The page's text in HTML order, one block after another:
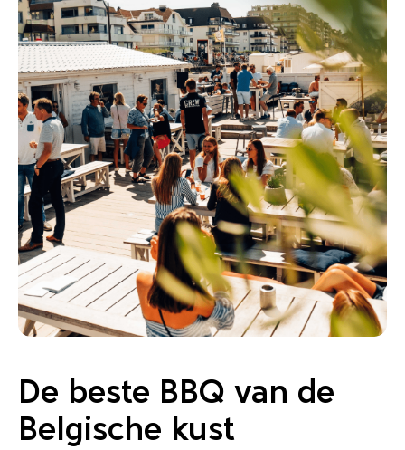
De beste BBQ van de
Belgische kust